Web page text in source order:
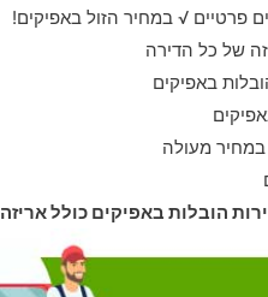
פרטיים √ במחיר הזול באפיקים!
של כל הדירה
באפיקים
מעולה
הובלות באפיקים כולל אריזה